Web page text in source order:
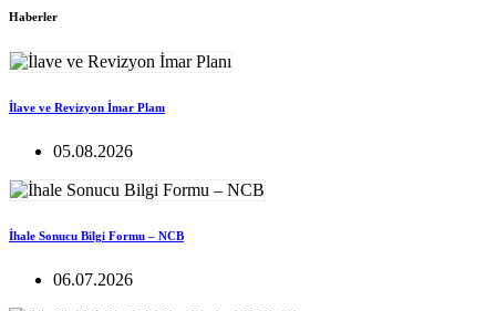
Haberler
İlave ve Revizyon İmar Planı
05.08.2026
İhale Sonucu Bilgi Formu – NCB
06.07.2026